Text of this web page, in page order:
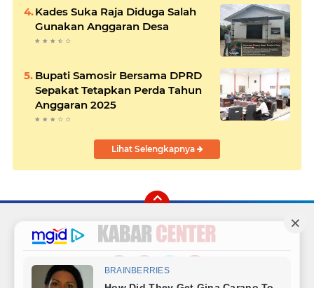
Kades Suka Raja Diduga Salah
Gunakan Anggaran Desa
Bupati Samosir Bersama DPRD
Sepakat Tetapkan Perda Tahun
Anggaran 2025
Lihat Selengkapnya
FacebookInstagram
TwitterYouTube